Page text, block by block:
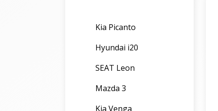
Kia Picanto
Hyundai i20
SEAT Leon
Mazda 3
Kia Venga